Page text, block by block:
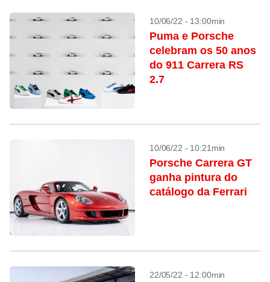
10/06/22 - 13:00min
Puma e Porsche
celebram os 50 anos
do 911 Carrera RS
2.7
10/06/22 - 10:21min
Porsche Carrera GT
ganha pintura do
catálogo da Ferrari
22/05/22 - 12:00min